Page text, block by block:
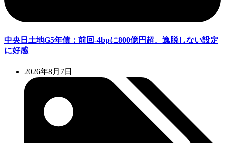
中央日土地G5年債：前回-4bpに800億円超、逸脱しない設定
に好感
2026年8月7日